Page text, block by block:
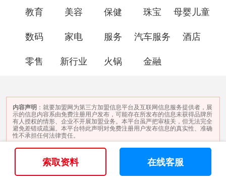
教育 美容 保健 珠宝 母婴儿童
数码 家电 服务 汽车服务 酒店
零售 新行业 火锅 金融
索取资料 在线客服
内容声明：就要加盟网为第三方加盟信息平台及互联网信息服务提供者，展
示的信息内容系由免费注册用户发布，可能存在所发布的信息未获得品牌所
有人授权的情形、企业不开展加盟业务。本平台虽严把审核关，但无法完全
避免差错或疏漏。本平台特此声明对免费注册用户发布信息的真实性、准确
性不承担任何法律责任。
©2005 - 2025 版权所有 就要加盟网